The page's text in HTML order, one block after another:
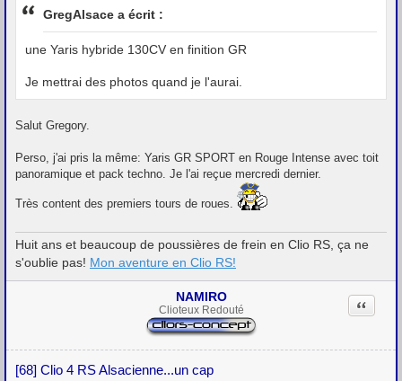
s
g
e
GregAlsace a écrit :
une Yaris hybride 130CV en finition GR
Je mettrai des photos quand je l'aurai.
Salut Gregory.
Perso, j'ai pris la même: Yaris GR SPORT en Rouge Intense avec toit
panoramique et pack techno. Je l'ai reçue mercredi dernier.
Très content des premiers tours de roues.
Huit ans et beaucoup de poussières de frein en Clio RS, ça ne
s'oublie pas! Mon aventure en Clio RS!
NAMIRO
Clioteux Redouté
[68] Clio 4 RS Alsacienne...un cap
Citation